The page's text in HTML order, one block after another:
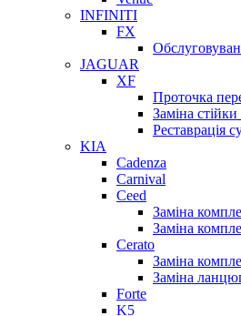
INFINITI
FX
JAGUAR
XF
Проточка
Заміна стійки
Реставрація
KIA
Cadenza
Carnival
Ceed
Заміна
Заміна
Cerato
Заміна
Заміна
Forte
K5